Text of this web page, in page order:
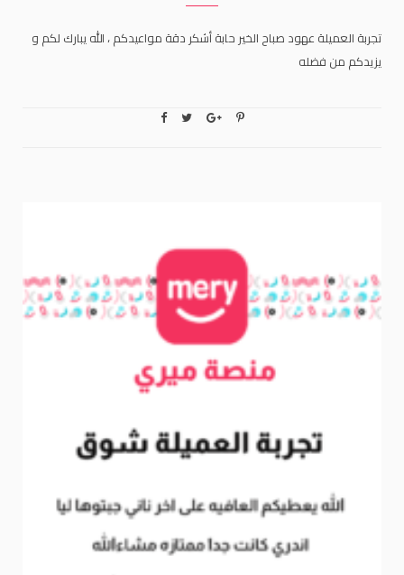
تجربة العميلة عهود صباح الخير حابة أشكر دقة مواعيدكم ، الله يبارك لكم و
يزيدكم من فضله